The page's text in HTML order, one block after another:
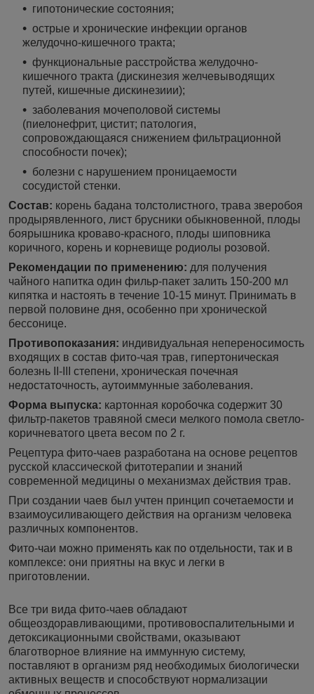
гипотонические состояния;
острые и хронические инфекции органов
желудочно-кишечного тракта;
функциональные расстройства желудочно-
кишечного тракта (дискинезия желчевыводящих
путей, кишечные дискинезиии);
заболевания мочеполовой системы
(пиелонефрит, цистит; патология,
сопровождающаяся снижением фильтрационной
способности почек);
болезни с нарушением проницаемости
сосудистой стенки.
Состав: корень бадана толстолистного, трава зверобоя
продырявленного, лист брусники обыкновенной, плоды
боярышника кроваво-красного, плоды шиповника
коричного, корень и корневище родиолы розовой.
Рекомендации по применению: для получения
чайного напитка один фильр-пакет залить 150-200 мл
кипятка и настоять в течение 10-15 минут. Принимать в
первой половине дня, особенно при хронической
бессонице.
Противопоказания: индивидуальная непереносимость
входящих в состав фито-чая трав, гипертоническая
болезнь II-III степени, хроническая почечная
недостаточность, аутоиммунные заболевания.
Форма выпуска: картонная коробочка содержит 30
фильтр-пакетов травяной смеси мелкого помола светло-
коричневатого цвета весом по 2 г.
Рецептура фито-чаев разработана на основе рецептов
русской классической фитотерапии и знаний
современной медицины о механизмах действия трав.
При создании чаев был учтен принцип сочетаемости и
взаимоусиливающего действия на организм человека
различных компонентов.
Фито-чаи можно применять как по отдельности, так и в
комплексе: они приятны на вкус и легки в
приготовлении.
Все три вида фито-чаев обладают
общеоздоравливающими, противовоспалительными и
детоксикационными свойствами, оказывают
благотворное влияние на иммунную систему,
поставляют в организм ряд необходимых биологически
активных веществ и способствуют нормализации